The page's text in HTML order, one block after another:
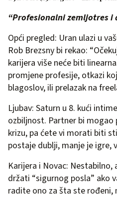
“Profesionalni zemljotres i
Opći pregled: Uran ulazi u
Rob Brezsny bi rekao:
karijera više neće biti
promjene profesije, otkazi
blagoslov, ili prelazak na
Ljubav: Saturn u 8. kući
ozbiljnost. Partner bi
krizu, pa ćete vi morati biti
postaje dublji, manje je igre,
Karijera i Novac:
držati “sigurnog posla” ako
radite ono za šta ste rođeni,